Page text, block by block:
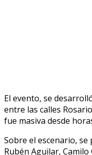
El evento, se
entre las calles
fue masiva desde
Sobre el escenario,
Rubén Aguilar,